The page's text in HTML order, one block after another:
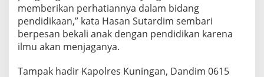
memberikan perhatiannya dalam bidang
pendidikaan,” kata Hasan Sutardim sembari
berpesan bekali anak dengan pendidikan karena
ilmu akan menjaganya.
Tampak hadir Kapolres Kuningan, Dandim 0615